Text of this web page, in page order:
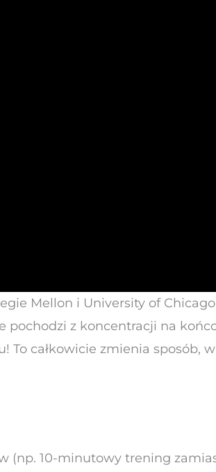
Mellon i University of
pochodzi z koncentracji na
To całkowicie zmienia sposób,
(np. 10-minutowy trening